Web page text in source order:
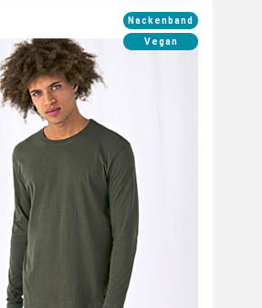
jetzt dein Longsleeve mit
Logos und Motiven
Nackenband
Vegan